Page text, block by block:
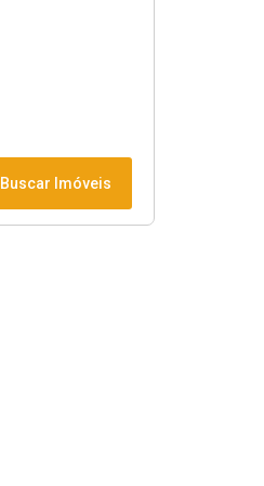
Buscar Imóveis